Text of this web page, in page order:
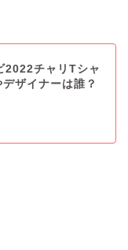
2022チャリTシャ
ザイナーは誰？